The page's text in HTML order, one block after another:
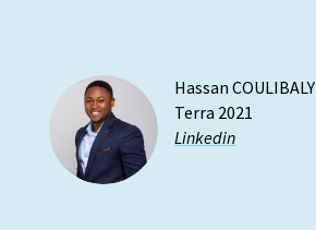
Hassan COULIBALY
Terra 2021
Linkedin